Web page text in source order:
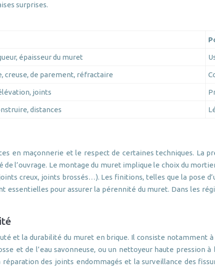
surprises.
épaisseur du muret
creuse, de parement, réfractaire
joints
distances
en maçonnerie et le respect de certaines techniques. La
l’ouvrage. Le montage du muret implique le choix du
creux, joints brossés…). Les finitions, telles que la pose
essentielles pour assurer la pérennité du muret. Dans les
et la durabilité du muret en brique. Il consiste notamment
et de l’eau savonneuse, ou un nettoyeur haute pression à
des joints endommagés et la surveillance des